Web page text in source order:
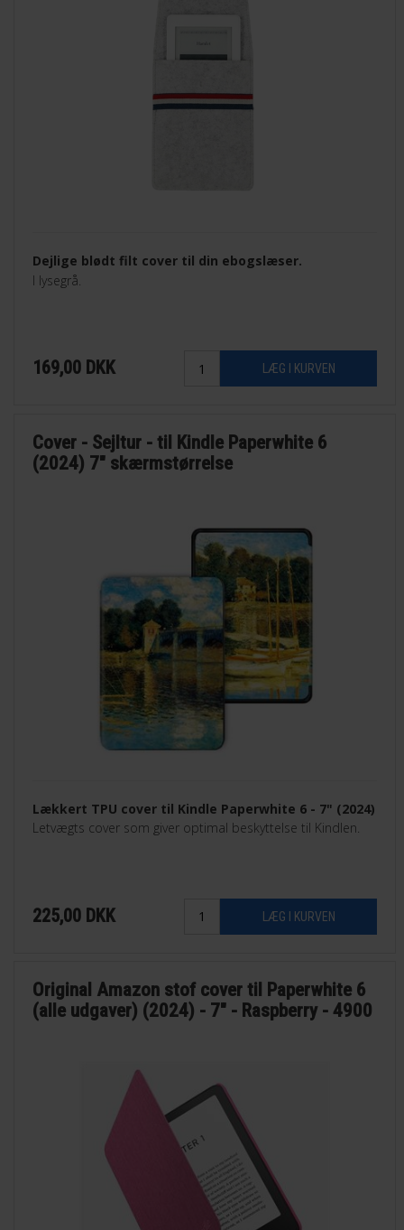
Dejlige blødt filt cover til din ebogslæser.
I lysegrå.
169,00 DKK
Cover - Sejltur - til Kindle Paperwhite 6
(2024) 7" skærmstørrelse
Lækkert TPU cover til Kindle Paperwhite 6 - 7" (2024)
Letvægts cover som giver optimal beskyttelse til Kindlen.
225,00 DKK
Original Amazon stof cover til Paperwhite 6
(alle udgaver) (2024) - 7" - Raspberry - 4900